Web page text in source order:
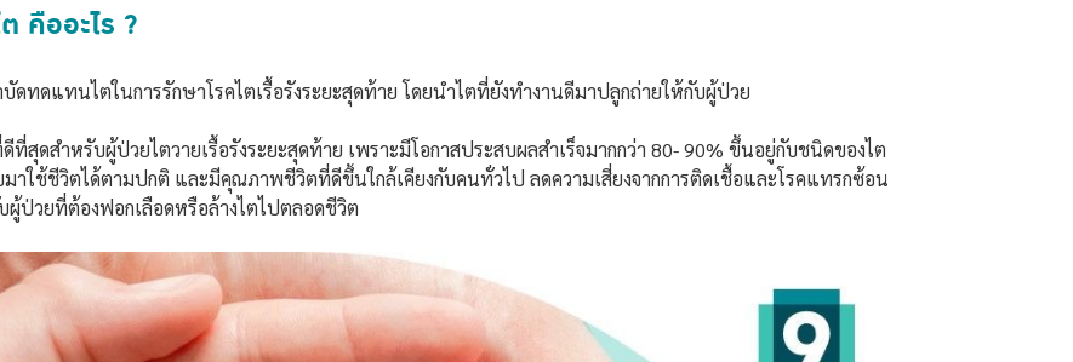
คืออะไร ?
ดทดแทนไตในการรักษาโรคไตเรื้อรังระยะสุดท้าย โดยนำไตที่ยังทำงานดีมาปลูกถ่ายให้กับผู้ป่วย
สุดสำหรับผู้ป่วยไตวายเรื้อรังระยะสุดท้าย เพราะมีโอกาสประสบผลสำเร็จมากกว่า 80- 90% ขึ้นอยู่กับชนิดของไต
าใช้ชีวิตได้ตามปกติ และมีคุณภาพชีวิตที่ดีขึ้นใกล้เคียงกับคนทั่วไป ลดความเสี่ยงจากการติดเชื้อและโรคแทรกซ้อน
ป่วยที่ต้องฟอกเลือดหรือล้างไตไปตลอดชีวิต